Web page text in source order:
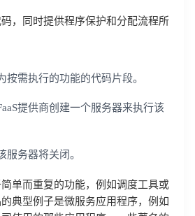
，同时提供程序保护和分配流程所
按需执行的功能的代码片段。
提供商创建一个服务器来执行该
服务器将关闭。
单而重复的功能，例如调度工具或
典型例子是微服务应用程序，例如